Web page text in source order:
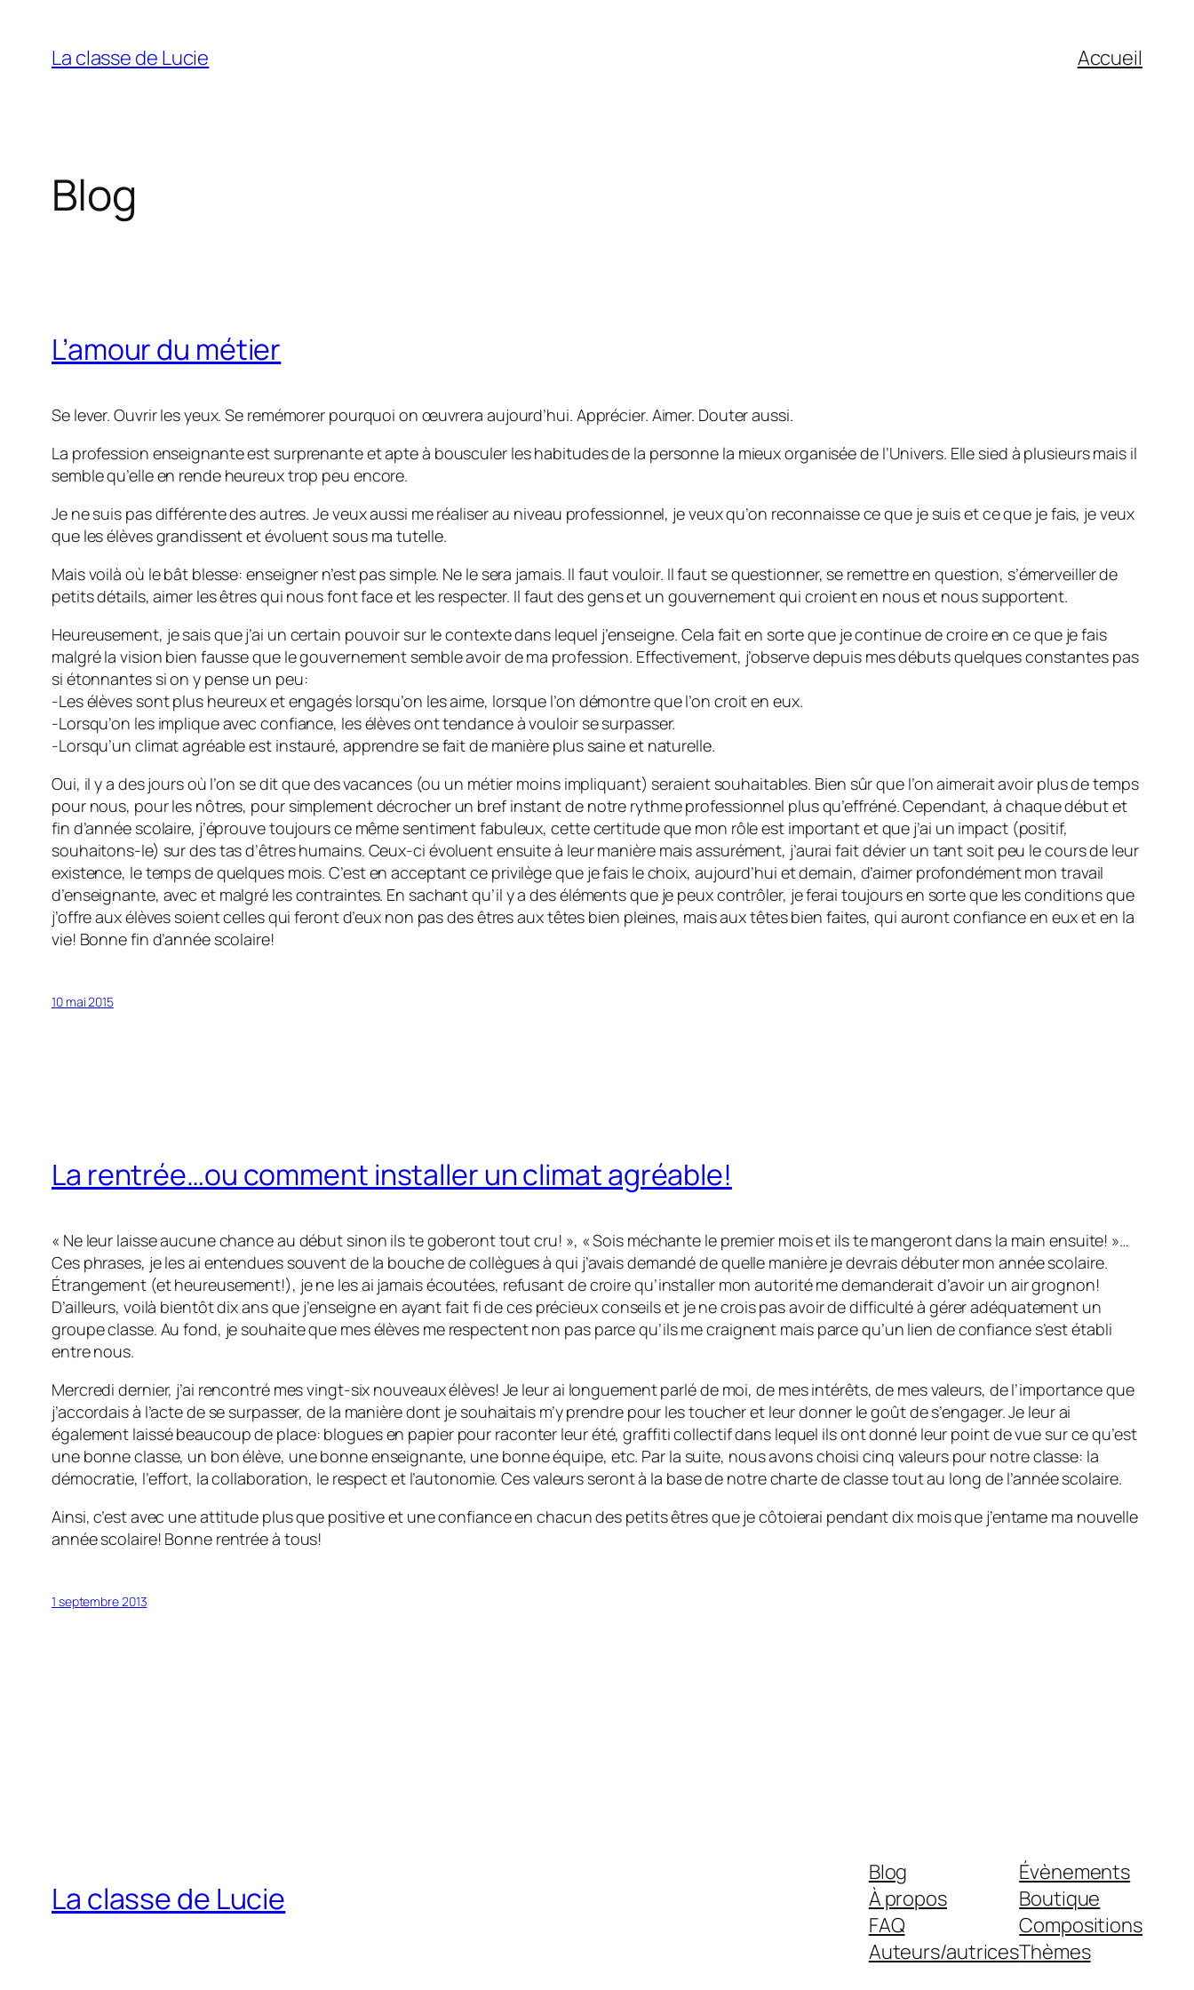
contenu
La classe de Lucie Accueil
Blog
L’amour du métier
Se lever. Ouvrir les yeux. Se remémorer pourquoi on œuvrera aujourd’hui. Apprécier. Aimer. Douter aussi.
La profession enseignante est surprenante et apte à bousculer les habitudes de la personne la mieux organisée de l’Univers. Elle sied à plusieurs mais il
semble qu’elle en rende heureux trop peu encore.
Je ne suis pas différente des autres. Je veux aussi me réaliser au niveau professionnel, je veux qu’on reconnaisse ce que je suis et ce que je fais, je veux
que les élèves grandissent et évoluent sous ma tutelle.
Mais voilà où le bât blesse: enseigner n’est pas simple. Ne le sera jamais. Il faut vouloir. Il faut se questionner, se remettre en question, s’émerveiller de
petits détails, aimer les êtres qui nous font face et les respecter. Il faut des gens et un gouvernement qui croient en nous et nous supportent.
Heureusement, je sais que j’ai un certain pouvoir sur le contexte dans lequel j’enseigne. Cela fait en sorte que je continue de croire en ce que je fais
malgré la vision bien fausse que le gouvernement semble avoir de ma profession. Effectivement, j’observe depuis mes débuts quelques constantes pas
si étonnantes si on y pense un peu:
-Les élèves sont plus heureux et engagés lorsqu’on les aime, lorsque l’on démontre que l’on croit en eux.
-Lorsqu’on les implique avec confiance, les élèves ont tendance à vouloir se surpasser.
-Lorsqu’un climat agréable est instauré, apprendre se fait de manière plus saine et naturelle.
Oui, il y a des jours où l’on se dit que des vacances (ou un métier moins impliquant) seraient souhaitables. Bien sûr que l’on aimerait avoir plus de temps
pour nous, pour les nôtres, pour simplement décrocher un bref instant de notre rythme professionnel plus qu’effréné. Cependant, à chaque début et
fin d’année scolaire, j’éprouve toujours ce même sentiment fabuleux, cette certitude que mon rôle est important et que j’ai un impact (positif,
souhaitons-le) sur des tas d’êtres humains. Ceux-ci évoluent ensuite à leur manière mais assurément, j’aurai fait dévier un tant soit peu le cours de leur
existence, le temps de quelques mois. C’est en acceptant ce privilège que je fais le choix, aujourd’hui et demain, d’aimer profondément mon travail
d’enseignante, avec et malgré les contraintes. En sachant qu’il y a des éléments que je peux contrôler, je ferai toujours en sorte que les conditions que
j’offre aux élèves soient celles qui feront d’eux non pas des êtres aux têtes bien pleines, mais aux têtes bien faites, qui auront confiance en eux et en la
vie! Bonne fin d’année scolaire!
10 mai 2015
La rentrée…ou comment installer un climat agréable!
« Ne leur laisse aucune chance au début sinon ils te goberont tout cru! », « Sois méchante le premier mois et ils te mangeront dans la main ensuite! »…
Ces phrases, je les ai entendues souvent de la bouche de collègues à qui j’avais demandé de quelle manière je devrais débuter mon année scolaire.
Étrangement (et heureusement!), je ne les ai jamais écoutées, refusant de croire qu’installer mon autorité me demanderait d’avoir un air grognon!
D’ailleurs, voilà bientôt dix ans que j’enseigne en ayant fait fi de ces précieux conseils et je ne crois pas avoir de difficulté à gérer adéquatement un
groupe classe. Au fond, je souhaite que mes élèves me respectent non pas parce qu’ils me craignent mais parce qu’un lien de confiance s’est établi
entre nous.
Mercredi dernier, j’ai rencontré mes vingt-six nouveaux élèves! Je leur ai longuement parlé de moi, de mes intérêts, de mes valeurs, de l’importance que
j’accordais à l’acte de se surpasser, de la manière dont je souhaitais m’y prendre pour les toucher et leur donner le goût de s’engager. Je leur ai
également laissé beaucoup de place: blogues en papier pour raconter leur été, graffiti collectif dans lequel ils ont donné leur point de vue sur ce qu’est
une bonne classe, un bon élève, une bonne enseignante, une bonne équipe, etc. Par la suite, nous avons choisi cinq valeurs pour notre classe: la
démocratie, l’effort, la collaboration, le respect et l’autonomie. Ces valeurs seront à la base de notre charte de classe tout au long de l’année scolaire.
Ainsi, c’est avec une attitude plus que positive et une confiance en chacun des petits êtres que je côtoierai pendant dix mois que j’entame ma nouvelle
année scolaire! Bonne rentrée à tous!
1 septembre 2013
La classe de Lucie
Blog
À propos
FAQ
Auteurs/autrices
Évènements
Boutique
Compositions
Thèmes